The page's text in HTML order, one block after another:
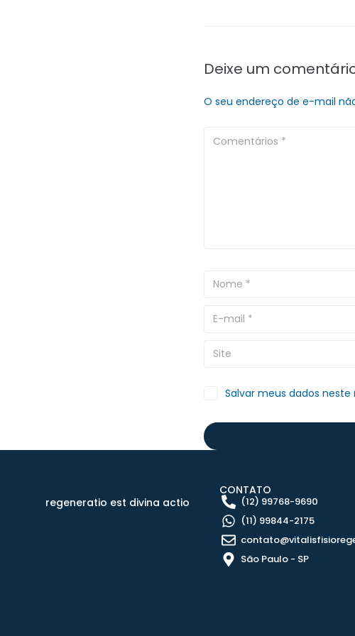
Deixe um
O seu endereço de e-mail
Salvar meus dados
regeneratio est divina actio
CONTATO
(12) 99768-9690
(11) 99844-2175
São Paulo - SP